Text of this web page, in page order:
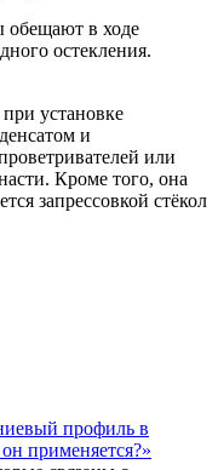
обещают в ходе
остекления.
при установке
и
или
Кроме того, она
запрессовкой стёкол
профиль в
применяется?»